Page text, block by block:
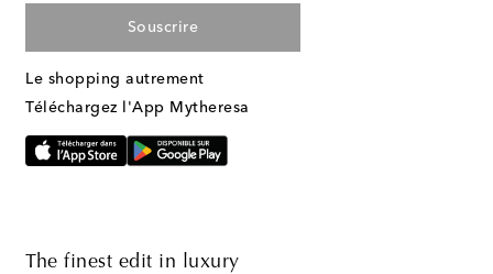
Souscrire
Le shopping autrement
Téléchargez l'App Mytheresa
The finest edit in luxury